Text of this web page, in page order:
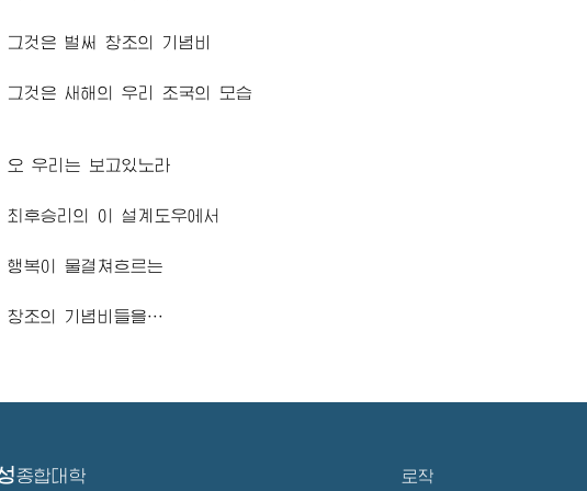
그것은 벌써 창조의 기념비
그것은 새해의 우리 조국의 모습
오 우리는 보고있노라
최후승리의 이 설계도우에서
행복이 물결쳐흐르는
창조의 기념비들을…
종합대학 로작